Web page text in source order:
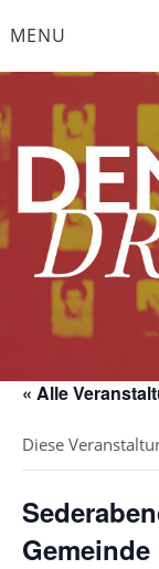
toMENU
"die
« Alle
Diese